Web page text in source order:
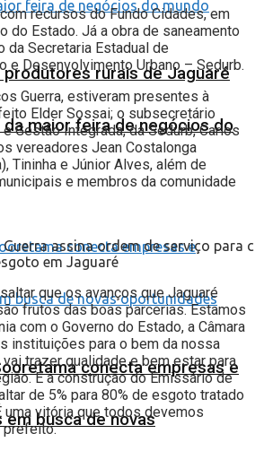
produtores rurais de Jaguaré
maior feira de negócios do
conecta empresas e
em busca de novas
recursos do Fundo Cidades, em
do Estado. Já a obra de saneamento
da Secretaria Estadual de
e Desenvolvimento Urbano – Sedurb.
Guerra, estiveram presentes à
Elder Sossai; o subsecretário
Gestão Integrada, da Sedurb, Carlos
vereadores Jean Costalonga
Tininha e Júnior Alves, além de
e membros da comunidade
assina ordem de serviço para
em Jaguaré
que os avanços que Jaguaré
frutos das boas parcerias. Estamos
com o Governo do Estado, a Câmara
instituições para o bem da nossa
trazer qualidade e bem estar para
E a construção do Emissário de
de 5% para 80% de esgoto tratado
uma vitória que todos devemos
prefeito.